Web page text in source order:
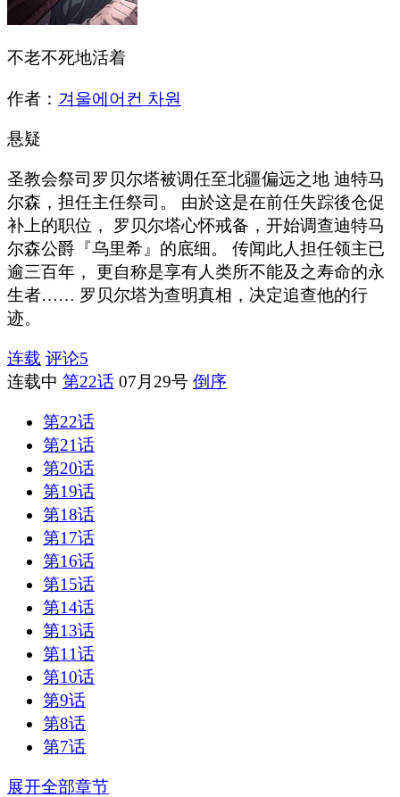
不老不死地活着
作者： 겨울에어컨 차원
悬疑
圣教会祭司罗贝尔塔被调任至北疆偏远之地 迪特马
尔森，担任主任祭司。 由於这是在前任失踪後仓促
补上的职位， 罗贝尔塔心怀戒备，开始调查迪特马
尔森公爵『乌里希』的底细。 传闻此人担任领主已
逾三百年， 更自称是享有人类所不能及之寿命的永
生者…… 罗贝尔塔为查明真相，决定追查他的行
迹。
连载 评论5
连载中 第22话 07月29号 倒序
第22话
第21话
第20话
第19话
第18话
第17话
第16话
第15话
第14话
第13话
第11话
第10话
第9话
第8话
第7话
展开全部章节